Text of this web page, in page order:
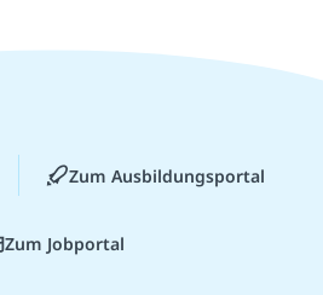
Zum Ausbildungsportal
Zum Jobportal